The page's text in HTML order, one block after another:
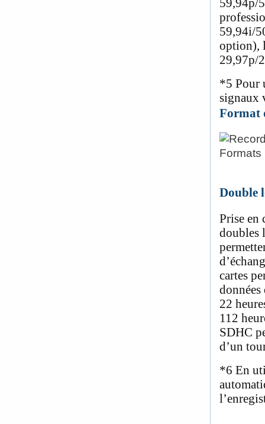
59,94p/
59,94i/
option),
29,97p/
*5 Pour
signaux
Format
Double
Prise en
doubles
cartes
22
112
SDHC
d’un
*6 En